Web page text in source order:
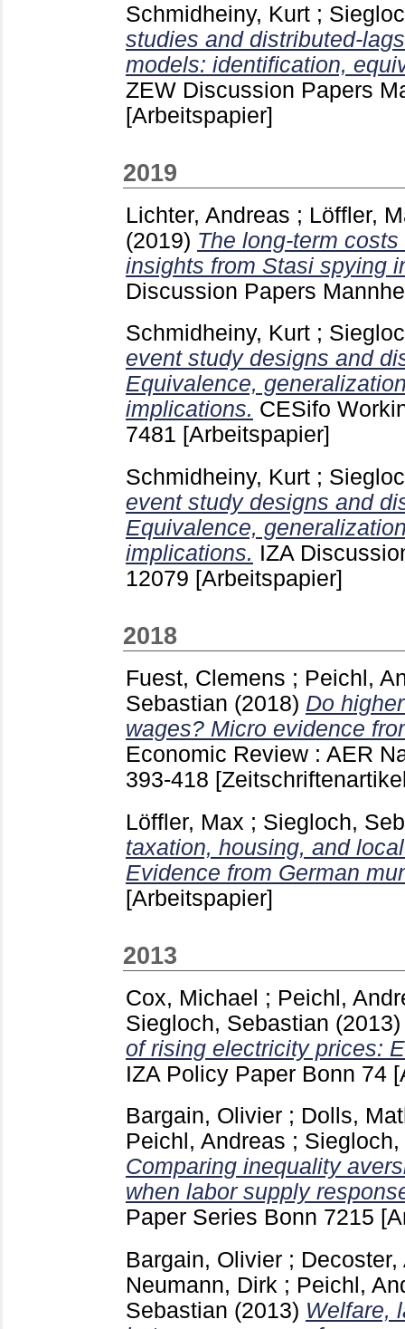
Schmidheiny, Kurt ;
studies and distributed-
models: identification,
ZEW Discussion Papers
[Arbeitspapier]
2019
Lichter, Andreas ; Löffler,
(2019) The long-term
insights from Stasi spying
Discussion Papers
Schmidheiny, Kurt ;
event study designs and
Equivalence,
implications. CESifo
7481 [Arbeitspapier]
Schmidheiny, Kurt ;
event study designs and
Equivalence,
implications. IZA
12079 [Arbeitspapier]
2018
Fuest, Clemens ; Peichl,
Sebastian (2018) Do
wages? Micro evidence
Economic Review : AER
393-418
Löffler, Max ; Siegloch,
taxation, housing, and
Evidence from German
[Arbeitspapier]
2013
Cox, Michael ; Peichl,
Siegloch, Sebastian
of rising electricity prices:
IZA Policy Paper Bonn 74
Bargain, Olivier ; Dolls,
Peichl, Andreas ;
Comparing inequality
when labor supply
Paper Series Bonn 7215
Bargain, Olivier ; Decoster,
Neumann, Dirk ; Peichl,
Sebastian (2013) Welfare,